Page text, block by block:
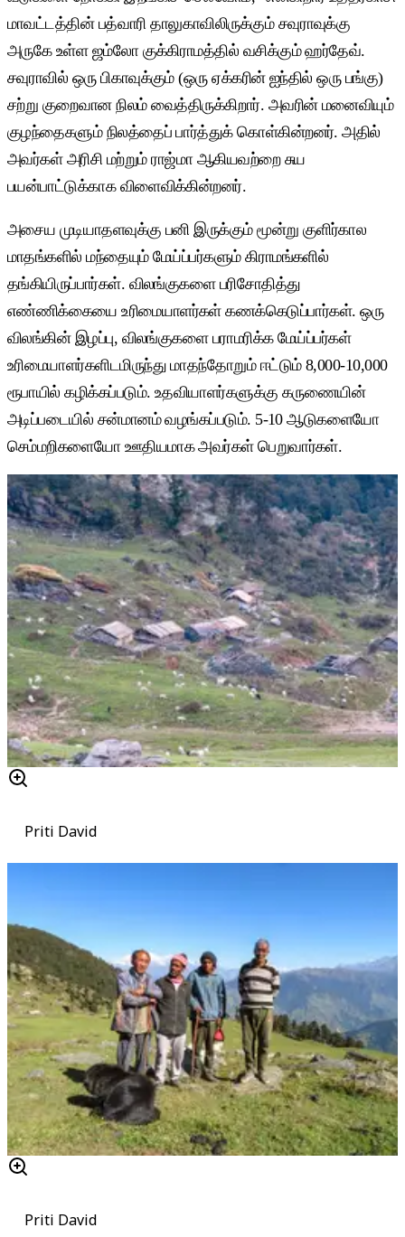
மாவட்டத்தின் பத்வாரி தாலுகாவிலிருக்கும் சவுராவுக்கு
அருகே உள்ள ஜம்லோ குக்கிராமத்தில் வசிக்கும் ஹர்தேவ்.
சவுராவில் ஒரு பிகாவுக்கும் (ஒரு ஏக்கரின் ஐந்தில் ஒரு பங்கு)
சற்று குறைவான நிலம் வைத்திருக்கிறார். அவரின் மனைவியும்
குழந்தைகளும் நிலத்தைப் பார்த்துக் கொள்கின்றனர். அதில்
அவர்கள் அரிசி மற்றும் ராஜ்மா ஆகியவற்றை சுய
பயன்பாட்டுக்காக விளைவிக்கின்றனர்.
அசைய முடியாதளவுக்கு பனி இருக்கும் மூன்று குளிர்கால
மாதங்களில் மந்தையும் மேய்ப்பர்களும் கிராமங்களில்
தங்கியிருப்பார்கள். விலங்குகளை பரிசோதித்து
எண்ணிக்கையை உரிமையாளர்கள் கணக்கெடுப்பார்கள். ஒரு
விலங்கின் இழப்பு, விலங்குகளை பராமரிக்க மேய்ப்பர்கள்
உரிமையாளர்களிடமிருந்து மாதந்தோறும் ஈட்டும் 8,000-10,000
ரூபாயில் கழிக்கப்படும். உதவியாளர்களுக்கு கருணையின்
அடிப்படையில் சன்மானம் வழங்கப்படும். 5-10 ஆடுகளையோ
செம்மறிகளையோ ஊதியமாக அவர்கள் பெறுவார்கள்.
Priti David
Priti David